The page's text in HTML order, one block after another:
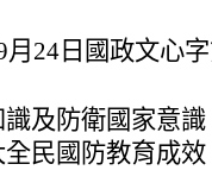
24日國政文心
及防衛國家意
民國防教育成